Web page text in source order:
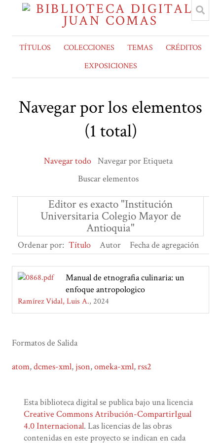
TÍTULOS COLECCIONES TEMAS
CRÉDITOS
EXPOSICIONES
Navegar por los elementos
(1 total)
Navegar todo Navegar por Etiqueta
Buscar elementos
Editor es exacto "Institución
Universitaria Colegio Mayor de
Antioquia"
Ordenar por: Título Autor Fecha de agregación
Manual de etnografia culinaria: un
enfoque antropologico
Ramírez Vidal, Luis A. 2024
Formatos de Salida
atom,dcmes-xml, json,omeka-xml,rss2
Esta biblioteca digital se publica bajo una licencia
Creative Commons Atribución-CompartirIgual
4.0 Internacional. Las licencias de las obras
contenidas en este proyecto se indican en cada